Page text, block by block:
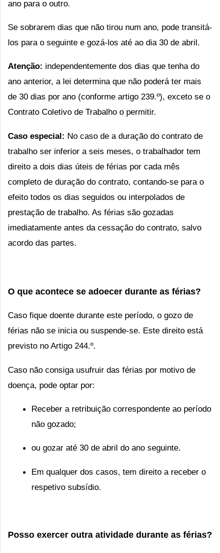
ano para o outro.
Se sobrarem dias que não tirou num ano, pode transitá-
los para o seguinte e gozá-los até ao dia 30 de abril.
Atenção: independentemente dos dias que tenha do
ano anterior, a lei determina que não poderá ter mais
de 30 dias por ano (conforme artigo 239.º), exceto se o
Contrato Coletivo de Trabalho o permitir.
Caso especial: No caso de a duração do contrato de
trabalho ser inferior a seis meses, o trabalhador tem
direito a dois dias úteis de férias por cada mês
completo de duração do contrato, contando-se para o
efeito todos os dias seguidos ou interpolados de
prestação de trabalho. As férias são gozadas
imediatamente antes da cessação do contrato, salvo
acordo das partes.
O que acontece se adoecer durante as férias?
Caso fique doente durante este período, o gozo de
férias não se inicia ou suspende-se. Este direito está
previsto no Artigo 244.º.
Caso não consiga usufruir das férias por motivo de
doença, pode optar por:
Receber a retribuição correspondente ao período
não gozado;
ou gozar até 30 de abril do ano seguinte.
Em qualquer dos casos, tem direito a receber o
respetivo subsídio.
Posso exercer outra atividade durante as férias?